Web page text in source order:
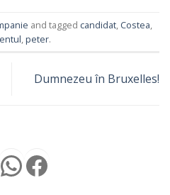
and tagged candidat Costea
peter.
Dumnezeu în Bruxelles!
Telegram
WhatsApp